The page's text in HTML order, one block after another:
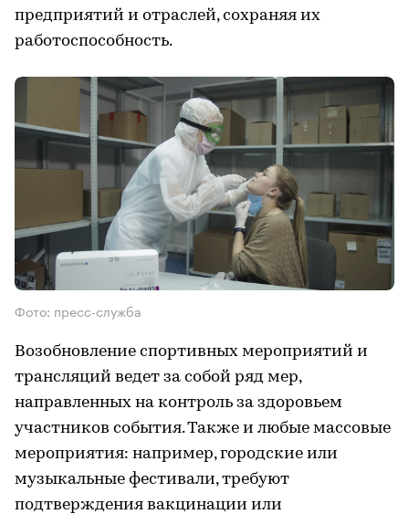
предприятий и отраслей, сохраняя их
работоспособность.
Фото: пресс-служба
Возобновление спортивных мероприятий и
трансляций ведет за собой ряд мер,
направленных на контроль за здоровьем
участников события. Также и любые массовые
мероприятия: например, городские или
музыкальные фестивали, требуют
подтверждения вакцинации или